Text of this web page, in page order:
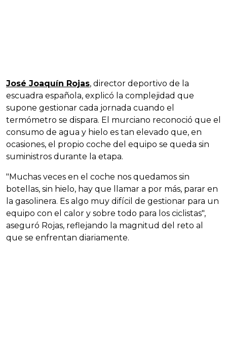
José Joaquín Rojas, director deportivo de la
escuadra española, explicó la complejidad que
supone gestionar cada jornada cuando el
termómetro se dispara. El murciano reconoció que el
consumo de agua y hielo es tan elevado que, en
ocasiones, el propio coche del equipo se queda sin
suministros durante la etapa.
"Muchas veces en el coche nos quedamos sin
botellas, sin hielo, hay que llamar a por más, parar en
la gasolinera. Es algo muy difícil de gestionar para un
equipo con el calor y sobre todo para los ciclistas",
aseguró Rojas, reflejando la magnitud del reto al
que se enfrentan diariamente.